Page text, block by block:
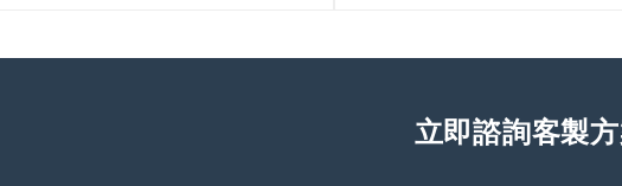
立即諮詢客製